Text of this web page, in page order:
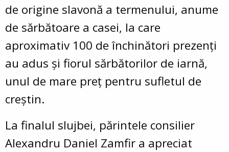
de origine slavonă a termenului, anume
de sărbătoare a casei, la care
aproximativ 100 de închinători prezenți
au adus și fiorul sărbătorilor de iarnă,
unul de mare preț pentru sufletul de
creștin.
La finalul slujbei, părintele consilier
Alexandru Daniel Zamfir a apreciat